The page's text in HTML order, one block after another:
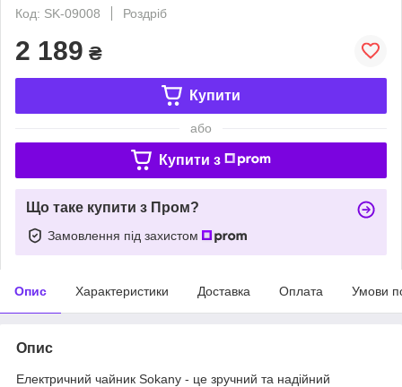
Код: SK-09008
Роздріб
2 189 ₴
Купити
або
Купити з
Що таке купити з Пром?
Замовлення під захистом
Опис Характеристики Доставка Оплата Умови
Опис
Електричний чайник Sokany - це зручний та надійний